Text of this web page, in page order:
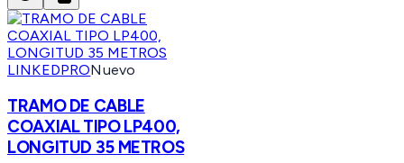
LINKEDPRONuevo
TRAMO DE CABLE
COAXIAL TIPO LP400,
LONGITUD 35 METROS